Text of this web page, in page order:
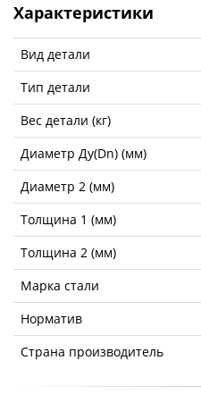
Характеристики
Вид детали
Тип детали
Вес детали (кг)
Диаметр Ду(Dn) (мм)
Диаметр 2 (мм)
Толщина 1 (мм)
Толщина 2 (мм)
Марка стали
Норматив
Страна производитель